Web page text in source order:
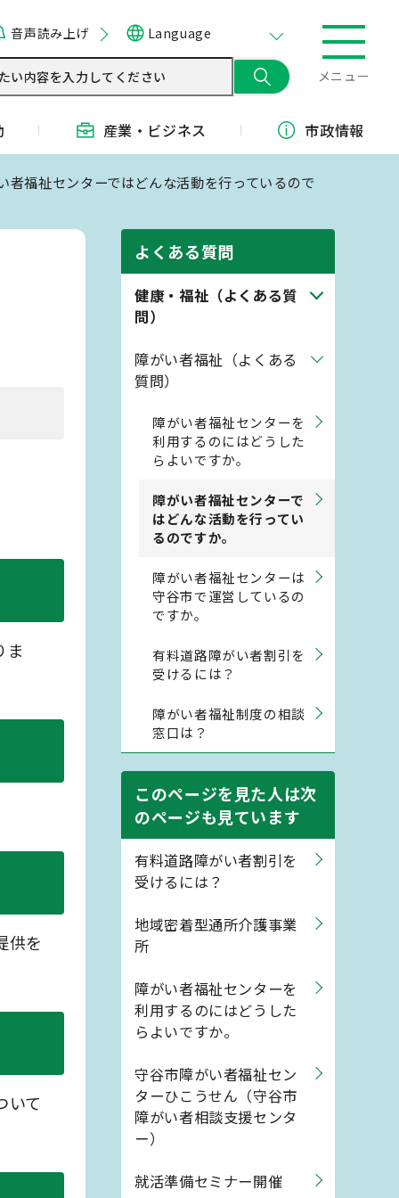
音声読み上げ Language
メニュー
産業・ ビジネス 市政情報
者福祉センターではどんな活動を行っているので
ま
供を
いて
よくある質問
健康・福祉（よくある質
問）
障がい者福祉（よくある
質問）
障がい者福祉センターを
利用するのにはどうした
らよいですか。
障がい者福祉センターで
はどんな活動を行ってい
るのですか。
障がい者福祉センターは
守谷市で運営しているの
ですか。
有料道路障がい者割引を
受けるには？
障がい者福祉制度の相談
窓口は？
このページを見た人は次
のページも見ています
有料道路障がい者割引を
受けるには？
地域密着型通所介護事業
所
障がい者福祉センターを
利用するのにはどうした
らよいですか。
守谷市障がい者福祉セン
ターひこうせん（守谷市
障がい者相談支援センタ
ー）
就活準備セミナー開催